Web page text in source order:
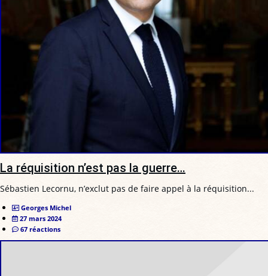
La réquisition n’est pas la guerre…
Sébastien Lecornu, n’exclut pas de faire appel à la réquisition...
Georges Michel
27 mars 2024
67 réactions